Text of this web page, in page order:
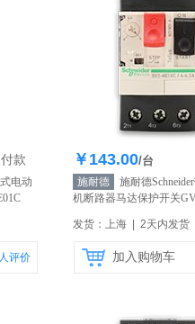
付款
电动
人评价
库存1000个
￥143.00/台
施耐德
施耐德
机断路器马达保护开关
发货：上海 | 2天内发货
加入购物车